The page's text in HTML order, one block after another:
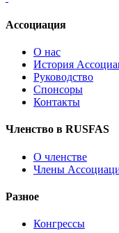
Ассоциация
О нас
История
Руководство
Спонсоры
Контакты
Членство в RUSFAS
О членстве
Члены
Разное
Конгрессы